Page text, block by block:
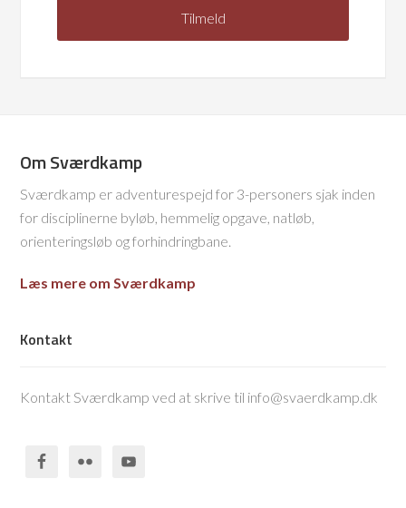
Om Sværdkamp
Sværdkamp er adventurespejd for 3-personers sjak inden
for disciplinerne byløb, hemmelig opgave, natløb,
orienteringsløb og forhindringbane.
Læs mere om Sværdkamp
Kontakt
Kontakt Sværdkamp ved at skrive til info@svaerdkamp.dk